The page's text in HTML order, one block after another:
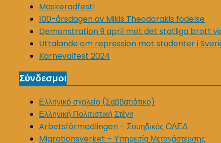
Maskeradfest!
100-årsdagen av Mikis Theodorakis födelse
Demonstration 9 april mot det statliga brott
Uttalande om repression mot studenter i
Karnevalfest 2024
Σύνδεσμοι
Ελληνικό σχολείο (Σαββατιάτικο)
Ελληνική Πολιτιστική Στέγη
Arbetsförmedlingen – Σουηδικός ΟΑΕΔ
Migrationsverket – Υπηρεσία Μετανάστευσης